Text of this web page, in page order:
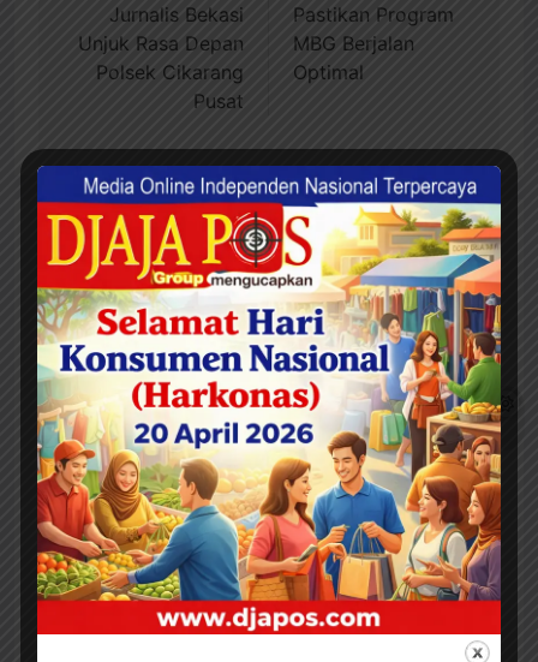
Jurnalis Bekasi
Unjuk Rasa Depan
Polsek Cikarang
Pusat
Pastikan Program
MBG Berjalan
Optimal
TINGGALKAN BALASAN
Alamat email Anda tidak akan
dipublikasikan. Ruas yang wajib ditandai*
Komentar*